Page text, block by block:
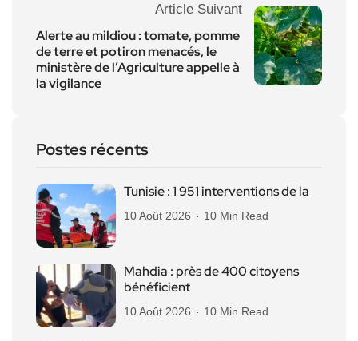
Article Suivant
Alerte au mildiou : tomate, pomme
de terre et potiron menacés, le
ministère de l’Agriculture appelle à
la vigilance
Postes récents
Tunisie : 1 951 interventions de la
10 Août 2026 10 Min Read
Mahdia : près de 400 citoyens
bénéficient
10 Août 2026 10 Min Read